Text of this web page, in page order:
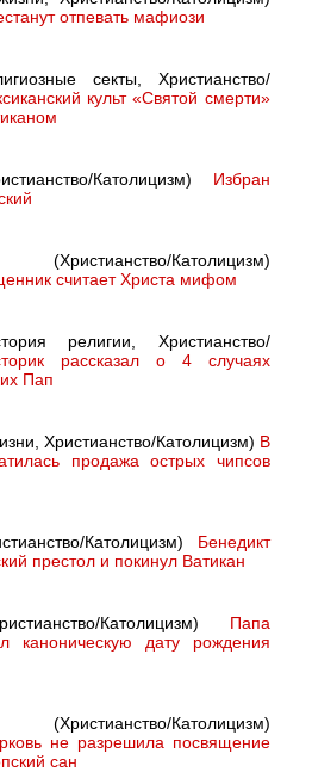
отпевать мафиози
секты, Христианство/
культ «Святой смерти»
Католицизм) Избран
Католицизм)
считает Христа мифом
религии, Христианство/
рассказал о 4 случаях
Пап
Христианство/Католицизм) В
продажа острых чипсов
Католицизм) Бенедикт
престол и покинул Ватикан
Католицизм) Папа
каноническую дату рождения
Католицизм)
не разрешила посвящение
сан